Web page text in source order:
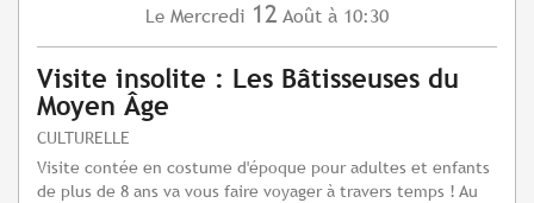
Le Mercredi 12 Août à 10:30
Visite insolite : Les Bâtisseuses du
Moyen Âge
CULTURELLE
Visite contée en costume d'époque pour adultes et enfants
de plus de 8 ans va vous faire voyager à travers temps ! Au